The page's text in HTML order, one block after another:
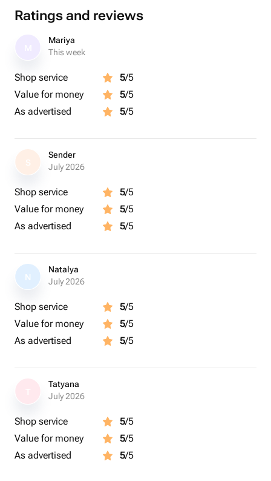
✓ будет отправлен платформой flowwow по СМС
указанному получателю
✓ Цена доставки: бесплатно 0 руб.
✓ Формат доставки: файл .pdf
✓ В рабочее время, сотрудники обработают заказ
режиме online
необходимых данных для полной проработки Вашего
запроса на шопинг
Составление списка необходимых покупок
Шопинг со стилистом с учётом Ваших
индивидуальных параметров, пожеланий и бюджета
(ツ)_/¯ Важно:
Продолжительность консультации – 2 часа
Результатами шопинга со стилистом станут: готовые
комплекты и образы, советы, как поддерживать
желаемый образ самостоятельно
Благодаря консультациям стилиста Вы будете
Ratings and reviews
Mariya
This week
Shop service 5/5
Value for money
5/5
As advertised
5/5
S
Sender
July 2026
Shop service 5/5
Value for money
5/5
As advertised
5/5
N
Natalya
July 2026
Shop service 5/5
Value for money
5/5
As advertised
5/5
Tatyana
July 2026
Shop service 5/5
Value for money
5/5
As advertised
5/5